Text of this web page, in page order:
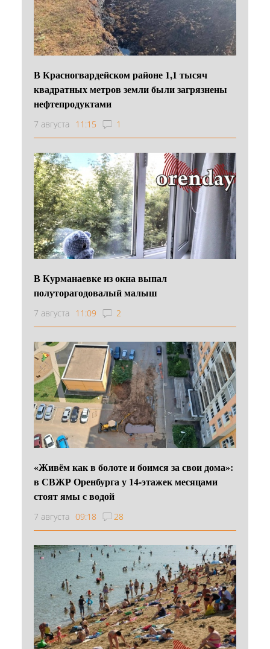
В Красногвардейском районе 1,1 тысяч
квадратных метров земли были загрязнены
нефтепродуктами
7 августа 11:15 1
В Курманаевке из окна выпал
полуторагодовалый малыш
7 августа 11:09 2
«Живём как в болоте и боимся за свои дома»:
в СВЖР Оренбурга у 14-этажек месяцами
стоят ямы с водой
7 августа 09:18 28